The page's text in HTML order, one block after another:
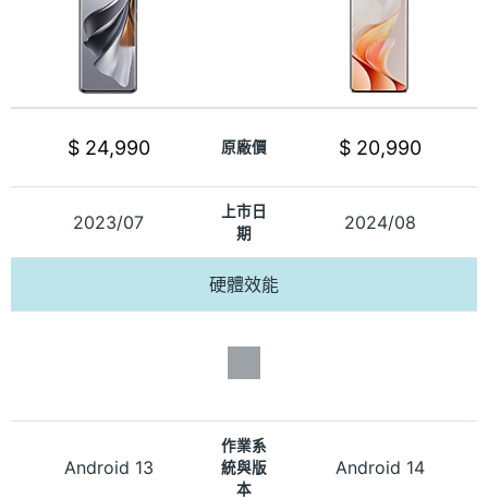
$ 24,990 原廠價 $ 20,990
2023/07
上市日
期
2024/08
硬體效能
Android 13
作業系
統與版
本
Android 14